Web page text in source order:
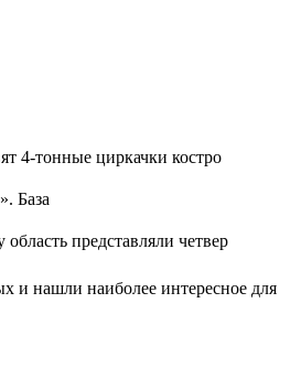
4-тонные циркачки костро
База
представляли четвер
и нашли наиболее интересное для